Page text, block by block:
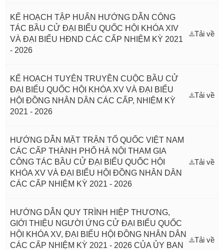
KẾ HOẠCH TẬP HUẤN HƯỚNG DẪN CÔNG
TÁC BẦU CỬ ĐẠI BIỂU QUỐC HỘI KHÓA XIV
VÀ ĐẠI BIỂU HĐND CÁC CẤP NHIỆM KỲ 2021
- 2026
Tải về
KẾ HOẠCH TUYÊN TRUYỀN CUỘC BẦU CỬ
ĐẠI BIỂU QUỐC HỘI KHÓA XV VÀ ĐẠI BIỂU
HỘI ĐỒNG NHÂN DÂN CÁC CẤP, NHIỆM KỲ
2021 - 2026
Tải về
HƯỚNG DẪN MẶT TRẬN TỔ QUỐC VIỆT NAM
CÁC CẤP THÀNH PHỐ HÀ NỘI THAM GIA
CÔNG TÁC BẦU CỬ ĐẠI BIỂU QUỐC HỘI
KHÓA XV VÀ ĐẠI BIỂU HỘI ĐỒNG NHÂN DÂN
CÁC CẤP NHIỆM KỲ 2021 - 2026
Tải về
HƯỚNG DẪN QUY TRÌNH HIỆP THƯƠNG,
GIỚI THIỆU NGƯỜI ỨNG CỬ ĐẠI BIỂU QUỐC
HỘI KHÓA XV, ĐẠI BIỂU HỘI ĐỒNG NHÂN DÂN
CÁC CẤP NHIỆM KỲ 2021 - 2026 CỦA ỦY BAN
Tải về